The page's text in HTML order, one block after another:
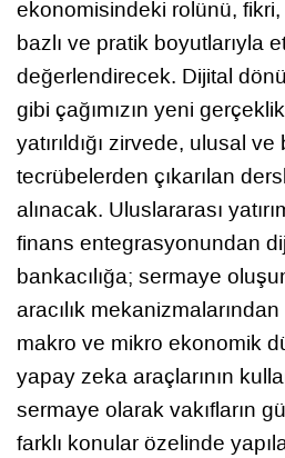
ekonomisindeki rolünü,
bazlı ve pratik boyutlarıyla
değerlendirecek. Dijital
gibi çağımızın yeni
yatırıldığı zirvede, ulusal
tecrübelerden çıkarılan
alınacak. Uluslararası
finans entegrasyonundan
bankacılığa; sermaye
aracılık
makro ve mikro ekonomik
yapay zeka araçlarının
sermaye olarak vakıfların
farklı konular özelinde